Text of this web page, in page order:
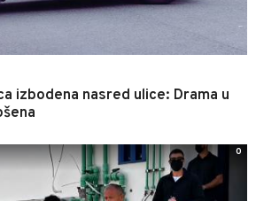
izbodena nasred ulice: Drama u
0